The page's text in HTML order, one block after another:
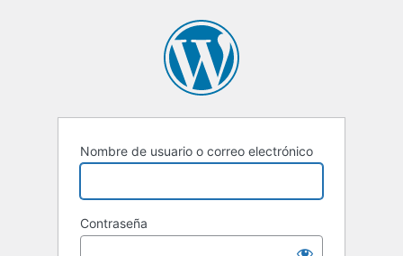
Nombre de usuario o correo electrónico
Contraseña